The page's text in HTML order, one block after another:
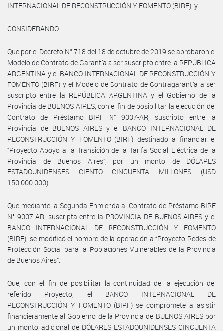
INTERNACIONAL DE RECONSTRUCCIÓN Y FOMENTO (BIRF), y
CONSIDERANDO:
Que por el Decreto N° 718 del 18 de octubre de 2019 se aprobaron el
Modelo de Contrato de Garantía a ser suscripto entre la REPÚBLICA
ARGENTINA y el BANCO INTERNACIONAL DE RECONSTRUCCIÓN Y
FOMENTO (BIRF) y el Modelo de Contrato de Contragarantía a ser
suscripto entre la REPÚBLICA ARGENTINA y el Gobierno de la
Provincia de BUENOS AIRES, con el fin de posibilitar la ejecución del
Contrato de Préstamo BIRF N° 9007-AR, suscripto entre la
Provincia de BUENOS AIRES y el BANCO INTERNACIONAL DE
RECONSTRUCCIÓN Y FOMENTO (BIRF) destinado a financiar el
“Proyecto Apoyo a la Transición de la Tarifa Social Eléctrica de la
Provincia de Buenos Aires”, por un monto de DÓLARES
ESTADOUNIDENSES CIENTO CINCUENTA MILLONES (USD
150.000.000).
Que mediante la Segunda Enmienda al Contrato de Préstamo BIRF
N° 9007-AR, suscripta entre la PROVINCIA DE BUENOS AIRES y el
BANCO INTERNACIONAL DE RECONSTRUCCIÓN Y FOMENTO
(BIRF), se modificó el nombre de la operación a “Proyecto Redes de
Protección Social para la Poblaciones Vulnerables de la Provincia
de Buenos Aires”.
Que, con el fin de posibilitar la continuidad de la ejecución del
referido Proyecto, el BANCO INTERNACIONAL DE
RECONSTRUCCIÓN Y FOMENTO (BIRF) se compromete a asistir
financieramente al Gobierno de la Provincia de BUENOS AIRES por
un monto adicional de DÓLARES ESTADOUNIDENSES CINCUENTA